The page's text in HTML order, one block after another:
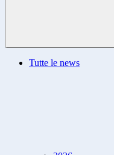
Tutte le news